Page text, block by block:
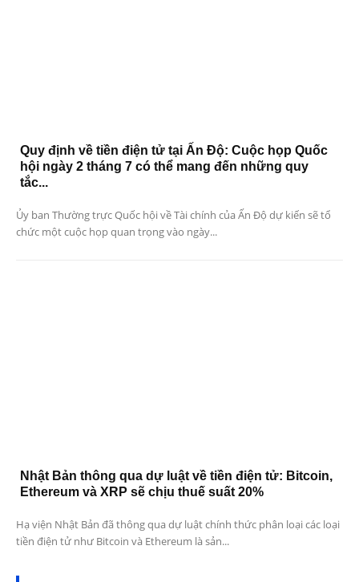
Quy định về tiền điện tử tại Ấn Độ: Cuộc họp Quốc
hội ngày 2 tháng 7 có thể mang đến những quy
tắc...
Ủy ban Thường trực Quốc hội về Tài chính của Ấn Độ dự kiến ​​sẽ tổ
chức một cuộc họp quan trọng vào ngày...
Nhật Bản thông qua dự luật về tiền điện tử: Bitcoin,
Ethereum và XRP sẽ chịu thuế suất 20%
Hạ viện Nhật Bản đã thông qua dự luật chính thức phân loại các loại
tiền điện tử như Bitcoin và Ethereum là sản...